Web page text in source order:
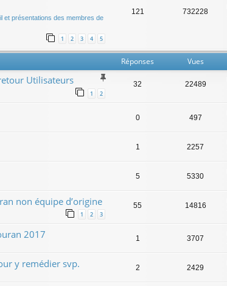
et présentations des membres de
1 2 3 4 5
121 732228
Réponses Vues
Utilisateurs
1 2
32 22489
0 497
1 2257
5 5330
non équipe d’origine
1 2 3
55 14816
2017 1 3707
y remédier svp. 2 2429